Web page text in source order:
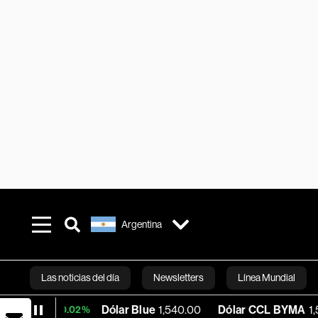
Argentina
Las noticias del día Newsletters Línea Mundial
Bloomberg
Dólar Blue 1,540.00 Dólar CCL BYMA 1,575.06